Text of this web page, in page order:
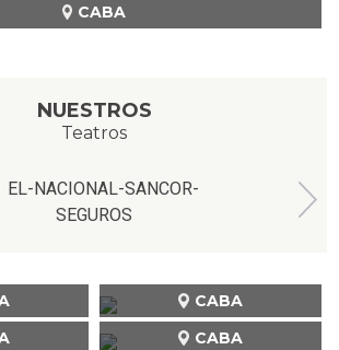
CABA
NUESTROS
Teatros
CABA
CABA